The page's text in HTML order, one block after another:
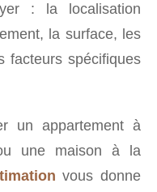
: la localisation
la surface, les
facteurs spécifiques
un appartement à
une maison à la
vous donne